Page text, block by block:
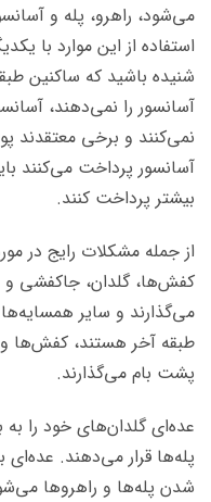
می‌شود، راهرو، پله و
استفاده از این موارد با
شنیده باشید که ساکنین
آسانسور را نمی‌دهند،
نمی‌کنند و برخی معتقدند
آسانسور پرداخت می‌کنند
بیشتر پرداخت کنند.
از جمله مشکلات رایج در
کفش‌ها، گلدان، جاکفشی و
می‌گذارند و سایر
طبقه آخر هستند، کفش‌ها
پشت بام می‌گذارند.
عده‌ای گلدان‌های خود را به
پله‌ها قرار می‌دهند.
شدن پله‌ها و راهروها